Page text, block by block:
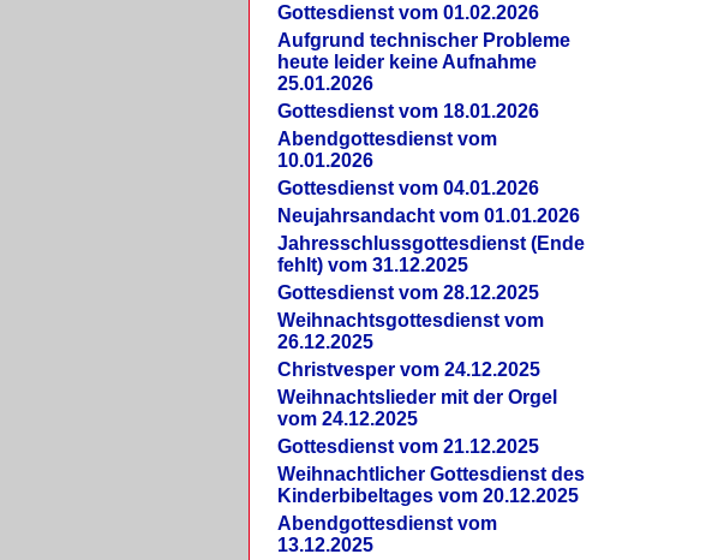
Gottesdienst vom 01.02.2026
Aufgrund technischer Probleme
heute leider keine Aufnahme
25.01.2026
Gottesdienst vom 18.01.2026
Abendgottesdienst vom
10.01.2026
Gottesdienst vom 04.01.2026
Neujahrsandacht vom 01.01.2026
Jahresschlussgottesdienst (Ende
fehlt) vom 31.12.2025
Gottesdienst vom 28.12.2025
Weihnachtsgottesdienst vom
26.12.2025
Christvesper vom 24.12.2025
Weihnachtslieder mit der Orgel
vom 24.12.2025
Gottesdienst vom 21.12.2025
Weihnachtlicher Gottesdienst des
Kinderbibeltages vom 20.12.2025
Abendgottesdienst vom
13.12.2025